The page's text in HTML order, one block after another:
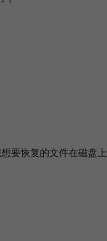
要恢复的文件在磁盘上